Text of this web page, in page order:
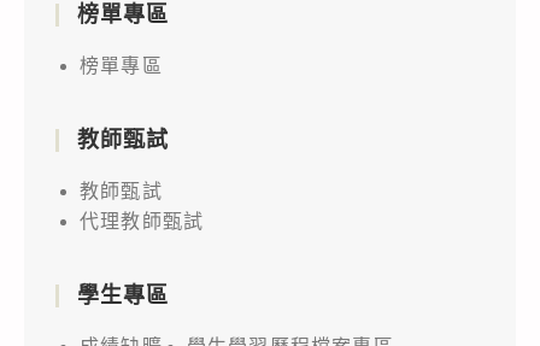
榜單專區
榜單專區
教師甄試
教師甄試
代理教師甄試
學生專區